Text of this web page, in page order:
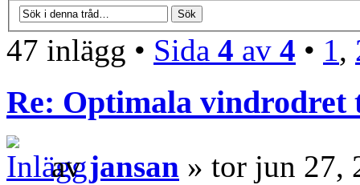
47 inlägg • Sida 4 av 4 • 1,
Re: Optimala
avjansan » tor jun 27,